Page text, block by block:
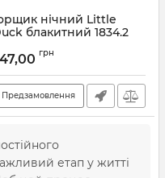
нічний Little
блакитний 1834.2
грн
Предзамовлення
етап у житті